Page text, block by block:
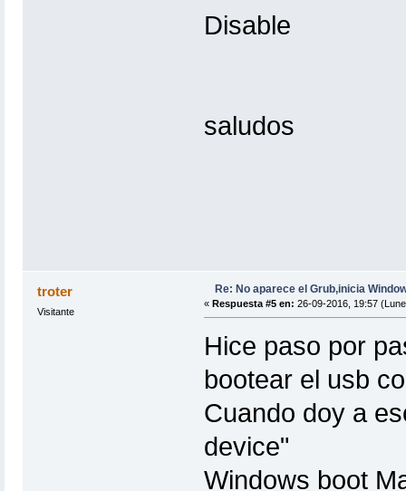
Disable
saludos
troter
Visitante
Re: No aparece el Grub,inicia
« Respuesta #5 en: 26-09-2016, 19:57
Hice paso por
bootear el usb
Cuando doy a
device"
Windows boot